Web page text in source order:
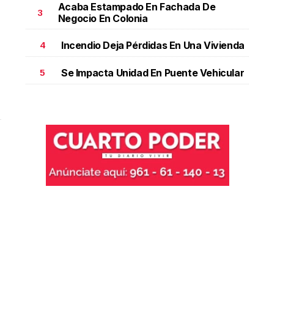
3
Acaba Estampado En Fachada De
Negocio En Colonia
4 Incendio Deja Pérdidas En Una Vivienda
5 Se Impacta Unidad En Puente Vehicular